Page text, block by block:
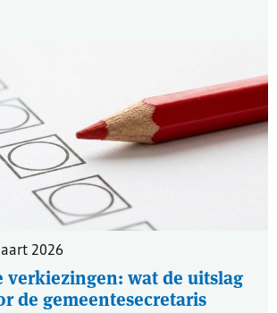
2026
verkiezingen: wat de uitslag
de gemeentesecretaris